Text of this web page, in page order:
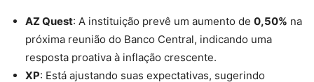
AZ Quest: A instituição prevê um aumento de 0,50% na
próxima reunião do Banco Central, indicando uma
resposta proativa à inflação crescente.
XP: Está ajustando suas expectativas, sugerindo